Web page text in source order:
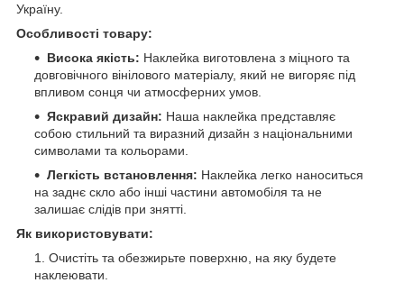
Україну.
Особливості товару:
Висока якість: Наклейка виготовлена з міцного та
довговічного вінілового матеріалу, який не вигоряє під
впливом сонця чи атмосферних умов.
Яскравий дизайн: Наша наклейка представляє
собою стильний та виразний дизайн з національними
символами та кольорами.
Легкість встановлення: Наклейка легко наноситься
на заднє скло або інші частини автомобіля та не
залишає слідів при знятті.
Як використовувати:
Очистіть та обезжирьте поверхню, на яку будете
наклеювати.